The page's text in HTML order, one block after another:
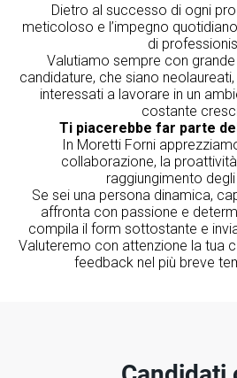
Dietro al successo di ogni
meticoloso e l’impegno
di
Valutiamo sempre con
candidature, che siano
interessati a lavorare in un
costante
Ti piacerebbe far parte
In Moretti Forni
collaborazione, la
raggiungimento
Se sei una persona dinamica,
affronta con passione e
compila il form sottostante e
Valuteremo con attenzione la tua
feedback nel più breve